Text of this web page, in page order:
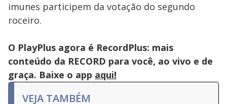
imunes participem da votação do segundo
roceiro.
O PlayPlus agora é RecordPlus: mais
conteúdo da RECORD para você, ao vivo e de
graça. Baixe o app aqui!
VEJA TAMBÉM